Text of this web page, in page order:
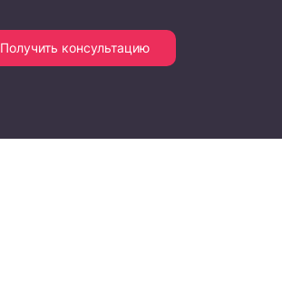
Получить консультацию